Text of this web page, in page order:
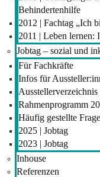
Behindertenhilfe
2012 | Fachtag „Ich
2011 | Leben
Jobtag – sozial und
Für Fachkräfte
Infos für
Ausstellerverzeichnis
Rahmenprogramm
Häufig gestellte
2025 | Jobtag
2023 | Jobtag
Inhouse
Referenzen